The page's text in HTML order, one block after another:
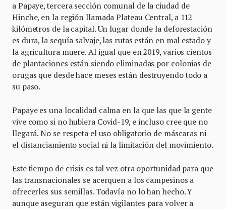
a Papaye, tercera sección comunal de la ciudad de
Hinche, en la región llamada Plateau Central, a 112
kilómetros de la capital. Un lugar donde la deforestación
es dura, la sequía salvaje, las rutas están en mal estado y
la agricultura muere. Al igual que en 2019, varios cientos
de plantaciones están siendo eliminadas por colonias de
orugas que desde hace meses están destruyendo todo a
su paso.
Papaye es una localidad calma en la que las que la gente
vive como si no hubiera Covid-19, e incluso cree que no
llegará. No se respeta el uso obligatorio de máscaras ni
el distanciamiento social ni la limitación del movimiento.
Este tiempo de crisis es tal vez otra oportunidad para que
las transnacionales se acerquen a los campesinos a
ofrecerles sus semillas. Todavía no lo han hecho. Y
aunque aseguran que están vigilantes para volver a